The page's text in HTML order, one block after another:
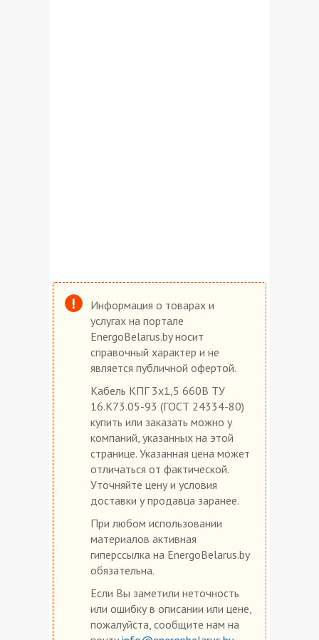
Информация о товарах и
услугах на портале
EnergoBelarus.by носит
справочный характер и не
является публичной офертой.
Кабель КПГ 3х1,5 660В ТУ
16.К73.05-93 (ГОСТ 24334-80)
купить или заказать можно у
компаний, указанных на этой
странице. Указанная цена может
отличаться от фактической.
Уточняйте цену и условия
доставки у продавца заранее.
При любом использовании
материалов активная
гиперссылка на EnergoBelarus.by
обязательна.
Если Вы заметили неточность
или ошибку в описании или цене,
пожалуйста, сообщите нам на